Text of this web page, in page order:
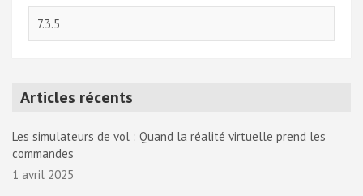
Articles récents
Les simulateurs de vol : Quand la réalité virtuelle prend les
commandes
1 avril 2025